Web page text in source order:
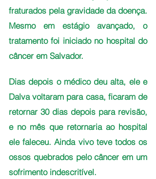
fraturados pela gravidade da doença.
Mesmo em estágio avançado, o
tratamento foi iniciado no hospital do
câncer em Salvador.
Dias depois o médico deu alta, ele e
Dalva voltaram para casa, ficaram de
retornar 30 dias depois para revisão,
e no mês que retornaria ao hospital
ele faleceu. Ainda vivo teve todos os
ossos quebrados pelo câncer em um
sofrimento indescritível.